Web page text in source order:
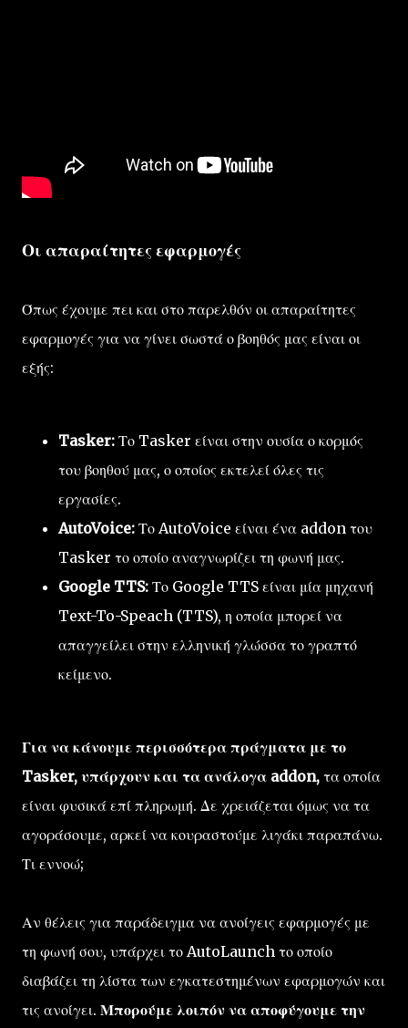
Οι απαραίτητες εφαρμογές
Όπως έχουμε πει και στο παρελθόν οι απαραίτητες
εφαρμογές για να γίνει σωστά ο βοηθός μας είναι οι
εξής:
Tasker: Το Tasker είναι στην ουσία ο κορμός
του βοηθού μας, ο οποίος εκτελεί όλες τις
εργασίες.
AutoVoice: Το AutoVoice είναι ένα addon του
Tasker το οποίο αναγνωρίζει τη φωνή μας.
Google TTS: Το Google TTS είναι μία μηχανή
Text-To-Speach (TTS), η οποία μπορεί να
απαγγείλει στην ελληνική γλώσσα το γραπτό
κείμενο.
Για να κάνουμε περισσότερα πράγματα με το
Tasker, υπάρχουν και τα ανάλογα addon, τα οποία
είναι φυσικά επί πληρωμή. Δε χρειάζεται όμως να τα
αγοράσουμε, αρκεί να κουραστούμε λιγάκι παραπάνω.
Τι εννοώ;
Αν θέλεις για παράδειγμα να ανοίγεις εφαρμογές με
τη φωνή σου, υπάρχει το AutoLaunch το οποίο
διαβάζει τη λίστα των εγκατεστημένων εφαρμογών και
τις ανοίγει. Μπορούμε λοιπόν να αποφύγουμε την